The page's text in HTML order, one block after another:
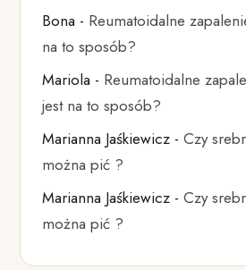
Bona - Reumatoidalne
na to sposób?
Mariola - Reumatoidalne
jest na to sposób?
Marianna Jaśkiewicz -Czy
można pić ?
Marianna Jaśkiewicz -Czy
można pić ?